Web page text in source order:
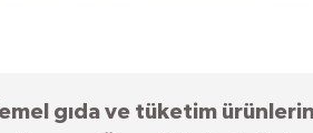
gıda ve tüketim